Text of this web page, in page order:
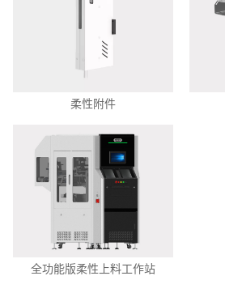
柔性附件
全功能版柔性上料工作站